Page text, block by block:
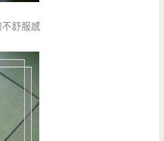
舒服感